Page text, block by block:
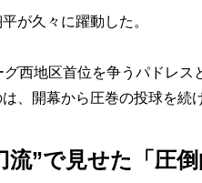
が久々に躍動した。
西地区首位を争うパドレス
、開幕から圧巻の投球を続
”で見せた「圧倒